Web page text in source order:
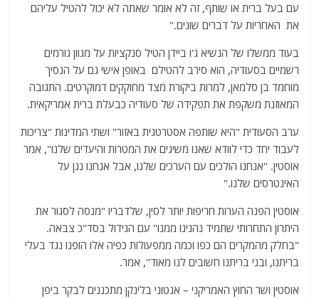
עם בעל ברית או שותף, זה לא אומר שאתה לא יכול להטיל עליהם
את האחריות על דברים שונים."
בעוד ממשלו של הנשיא ג'ו ביידן הטיל סנקציות על מגוון גורמים
רשמיים בסעודיה, הוא סירב להטילם באופן אישי גם על הנסיך
מוחמד בן סלמאן, למרות ביקורת מצד מחוקקים דמוקרטים. התגובה
המאוזנת משקפת את תפקידה של סעודיה כבעלת ברית אמריקאית.
ערב הסעודית "היא שותפה אסטרטגית באזור" ושתי המדינות "צריכות
לעבוד יחד כדי לוודא שאנו משיגים את המטרות והיעדים שלנו", אמר
אוסטין. "אנחנו הולכים עם הערכים שלנו, אבל אנחנו נגן על
האינטרסים שלנו."
אוסטין הפנה הערות חריפות יותר לסין, שלדבריו "מנסה לסגור את
היתרון התחרותי שתמיד נהנינו ממנו" עם הגידול בסד"כ צבאה.
"בחלק מהמקרים הם כפו וכמה ממפעולות כפיה אלו הופנו נגד בעלי
בריתנו, ובני בריתנו חשובים לנו מאוד", אמר.
אוסטין ושר החוץ האמריקני – אנטוני בלינקן מתכננים לבקר ביפן